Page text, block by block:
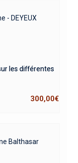
- DEYEUX
les différentes
300,00€
Balthasar